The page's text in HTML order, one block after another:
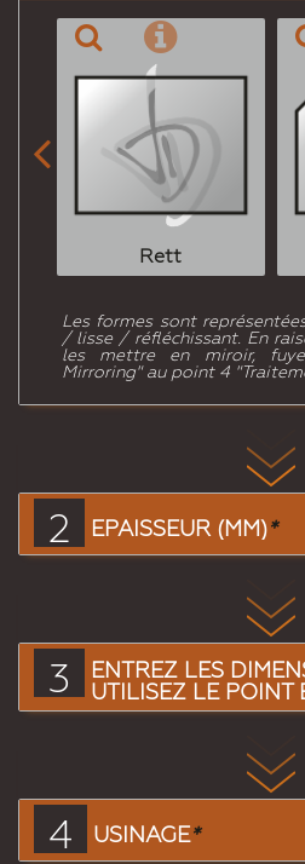
Rett

Les formes sont
/ lisse / réfléchissant. En
les mettre en miroir,
Mirroring" au point 4
2 EPAISSEUR (MM)*
3
ENTREZ LES
UTILISEZ LE POINT
4 USINAGE*